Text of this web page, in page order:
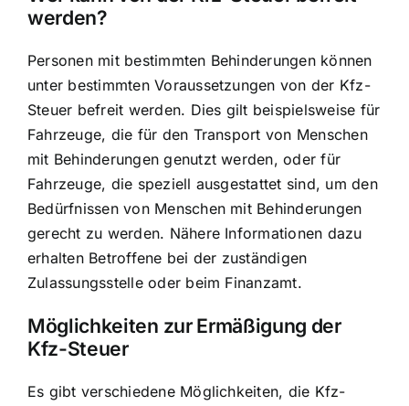
werden?
Personen mit bestimmten Behinderungen können
unter bestimmten Voraussetzungen von der Kfz-
Steuer befreit werden. Dies gilt beispielsweise für
Fahrzeuge, die für den Transport von Menschen
mit Behinderungen genutzt werden, oder für
Fahrzeuge, die speziell ausgestattet sind, um den
Bedürfnissen von Menschen mit Behinderungen
gerecht zu werden. Nähere Informationen dazu
erhalten Betroffene bei der zuständigen
Zulassungsstelle oder beim Finanzamt.
Möglichkeiten zur Ermäßigung der
Kfz-Steuer
Es gibt verschiedene Möglichkeiten, die Kfz-